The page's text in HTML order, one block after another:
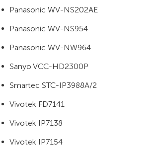
Panasonic WV-NS202AE
Panasonic WV-NS954
Panasonic WV-NW964
Sanyo VCC-HD2300P
Smartec STC-IP3988A/2
Vivotek FD7141
Vivotek IP7138
Vivotek IP7154